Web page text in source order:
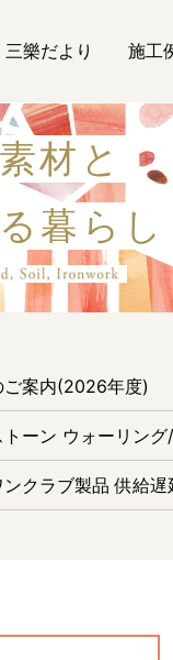
三樂だより 施工
材と
暮らし
ご案内(2026年度)
トーン ウォーリン
クラブ製品 供給